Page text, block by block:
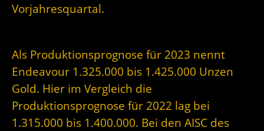
Vorjahresquartal.
Als Produktionsprognose für 2023 nennt
Endeavour 1.325.000 bis 1.425.000 Unzen
Gold. Hier im Vergleich die
Produktionsprognose für 2022 lag bei
1.315.000 bis 1.400.000. Bei den AISC des